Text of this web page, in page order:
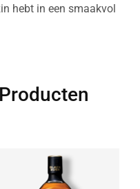
hebt in een smaakvol